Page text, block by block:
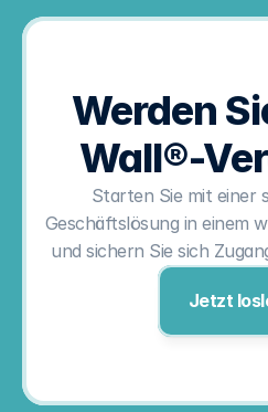
Werden
Wall®-
Starten Sie mit einer
Geschäftslösung in einem
und sichern Sie sich
Jetzt